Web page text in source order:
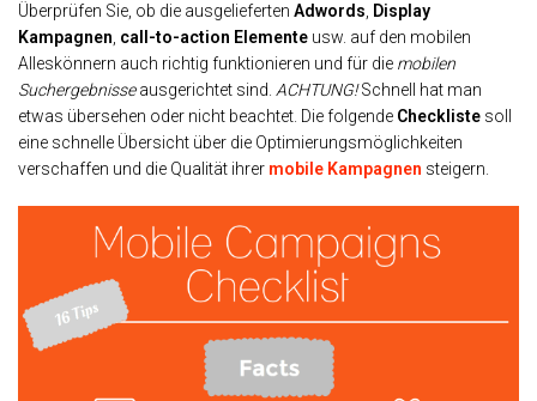
Überprüfen Sie, ob die ausgelieferten Adwords, Display
Kampagnen, call-to-action Elemente usw. auf den mobilen
Alleskönnern auch richtig funktionieren und für die mobilen
Suchergebnisseausgerichtet sind. ACHTUNG!Schnell hat man
etwas übersehen oder nicht beachtet. Die folgende Checkliste soll
eine schnelle Übersicht über die Optimierungsmöglichkeiten
verschaffen und die Qualität ihrer mobile Kampagnen steigern.